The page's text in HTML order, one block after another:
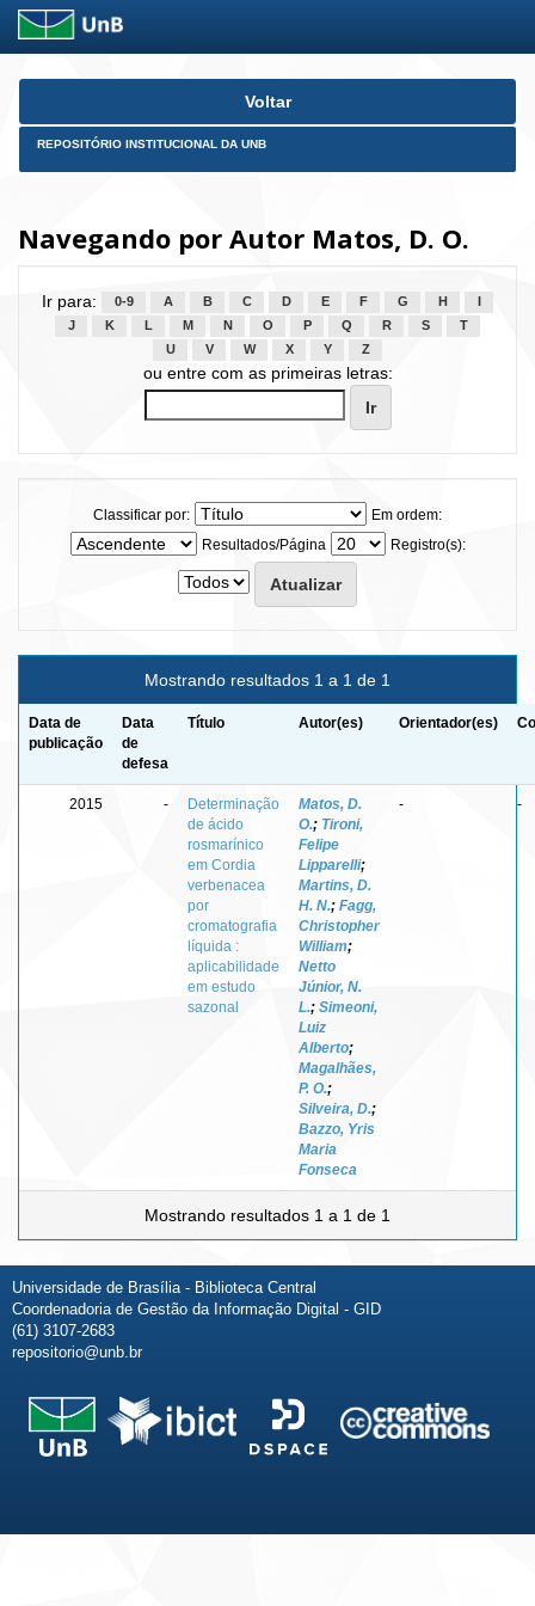
Skip
Voltar
REPOSITÓRIO INSTITUCIONAL DA UNB
Navegando por Autor Matos, D. O.
Ir para: 0-9 A B C D E F G H
J
K L M N O P Q R S
T
U
V W X Y Z
ou entre com as primeiras letras:
Classificar por:
Em ordem:
Resultados/Página
Registro(s):
Mostrando resultados 1 a 1 de 1
Data de
publicação
Data
de
defesa
Título Autor(es) Orientador(es)
2015 -
Determinação
de ácido
rosmarínico
em Cordia
verbenacea
por
cromatografia
líquida :
aplicabilidade
em estudo
sazonal
Matos, D.
O.; Tironi,
Felipe
Lipparelli;
Martins, D.
H. N.; Fagg,
Christopher
William;
Netto
Júnior, N.
L.; Simeoni,
Luiz
Alberto;
Magalhães,
P. O.;
Silveira, D.;
Bazzo, Yris
Maria
Fonseca
- -
Mostrando resultados 1 a 1 de 1
Universidade de Brasília - Biblioteca Central
Coordenadoria de Gestão da Informação Digital - GID
(61) 3107-2683
repositorio@unb.br